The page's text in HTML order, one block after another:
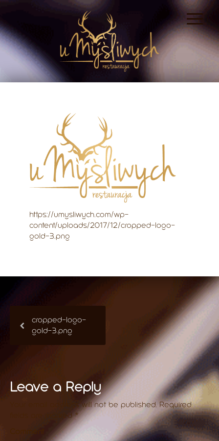
https://umysliwych.com/wp-
content/uploads/2017/12/cropped-logo-
gold-3.png
cropped-logo-
gold-3.png
Leave a Reply
Your email address will not be published. Required
fields are marked*